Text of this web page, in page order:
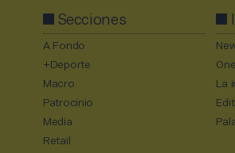
Secciones
A Fondo
+Deporte
Macro
Patrocinio
Media
Retail
La